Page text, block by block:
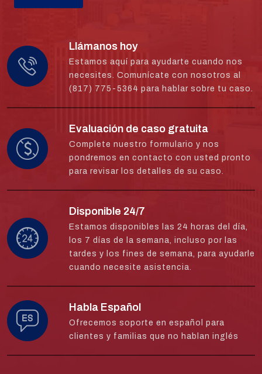
Llámanos hoy
Estamos aquí para ayudarte cuando nos
necesites. Comunícate con nosotros al
(817) 775-5364 para hablar sobre tu caso.
Evaluación de caso gratuita
Complete nuestro formulario y nos
pondremos en contacto con usted pronto
para revisar los detalles de su caso.
Disponible 24/7
Estamos disponibles las 24 horas del día,
los 7 días de la semana, incluso por las
tardes y los fines de semana, para ayudarle
cuando necesite asistencia.
Habla Español
Ofrecemos soporte en español para
clientes y familias que no hablan inglés